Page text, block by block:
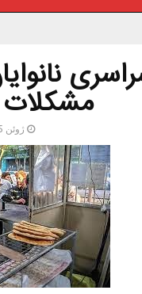
ژوئن 5, 2025